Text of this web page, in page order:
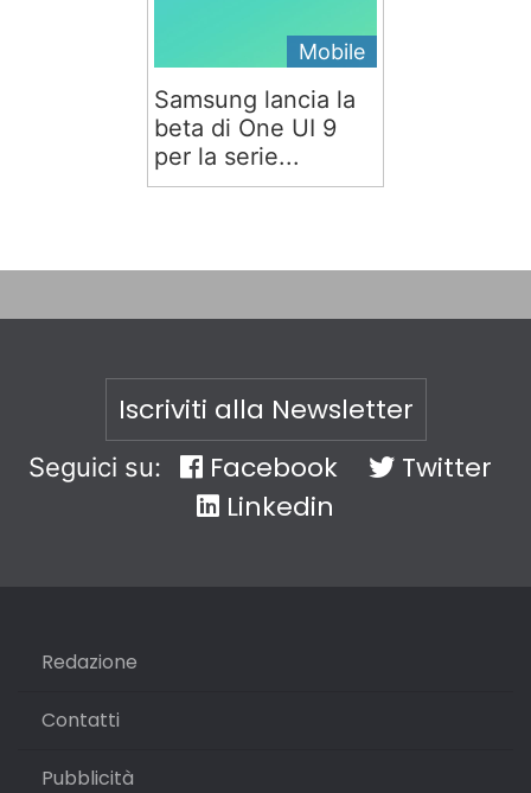
Mobile
Samsung lancia la
beta di One UI 9
per la serie...
Iscriviti alla Newsletter
Seguici su: Facebook
Twitter
Linkedin
Redazione
Contatti
Pubblicità